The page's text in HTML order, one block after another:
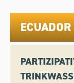
ECUADOR